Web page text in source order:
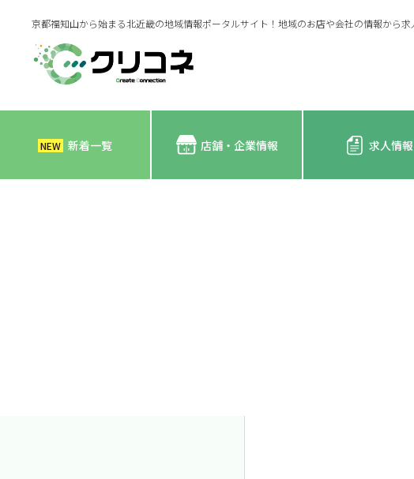
京都福知山から始まる北近畿の地域情報ポータルサイト！地域のお店や会社の情報から
NEW 新着一覧 店舗・企業情報 求人情報